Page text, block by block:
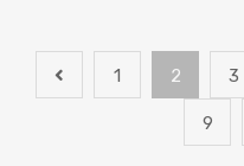
1 2 3
9